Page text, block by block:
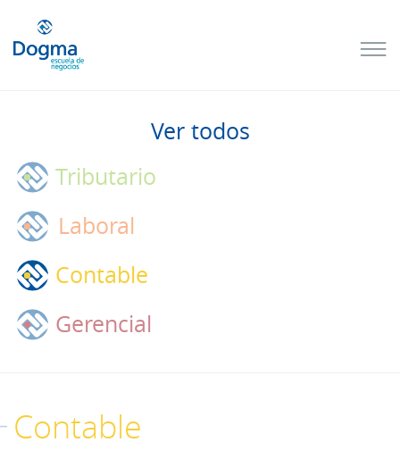
Ver todos
Tributario
Laboral
Contable
Gerencial
Contable
próximos
TRIBUTACIÓN
INTERNACIONAL
NO
DOMICILIADOS